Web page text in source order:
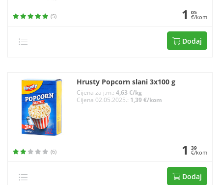
(5) 1 05
€/kom
Dodaj
Hrusty Popcorn slani 3x100 g
Cijena za j.m.: 4,63 €/kg
Cijena 02.05.2025.: 1,39 €/kom
(6) 1 39
€/kom
Dodaj